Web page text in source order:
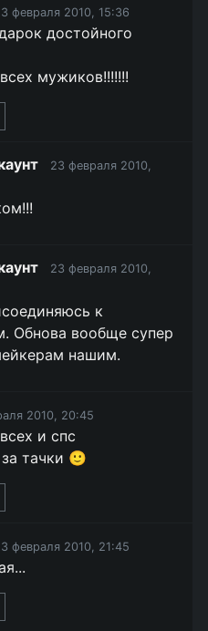
февраля 2010, 15:36
достойного
мужиков!!!!!!!
23 февраля 2010,
23 февраля 2010,
к
Обнова вообще супер
нашим.
2010, 20:45
и спс
тачки 🙂
февраля 2010, 21:45